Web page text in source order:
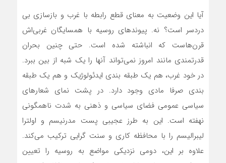
آیا این وضعیت به معنای قطع رابطه با غرب و بازسازی بی
دردسر است؟ نه. پیوندهای روسیه با همسایگان غربی‌اش
قرن‌هاست که انباشته شده است. حتی چنین بحران
قدرتمندی مانند امروز نمی‌تواند آنها را یک شبه از بین ببرد.
در خود غرب، هم یک طبقه بندی ایدئولوژیک و هم یک طبقه
بندی صرفا مادی وجود دارد. در پشت نمای شعارهای
سیاسی عمومی فضای سیاسی و ذهنی به شدت ناهمگونی
نهفته است. این به طرز عجیبی پست مدرنیسم و اولترا
لیبرالیسم را با محافظه کاری و سنت گرایی ترکیب‌ می‌کند.
علاوه بر این، دومی نزدیکی مواضع به روسیه را تعیین